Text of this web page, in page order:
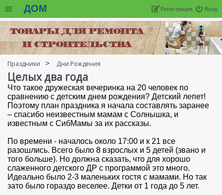
ДОМ Вход
Регистрация
Праздники Дни Рождения
Целых два года
Что такое дружеская вечеринка на 20 человек по
сравнению с детским днем рождения? Детский лепет!
Поэтому план праздника я начала составлять заранее
– спасибо неизвестным мамам с Солнышка, и
известным с СибМамы за их рассказы.
По времени - началось около 17:00 и к 21 все
разошлись. Всего было 8 взрослых и 5 детей (звано и
того больше). Но должна сказать, что для хорошо
слаженного детского ДР с программой это много.
Идеально было 2-3 маленьких гостя с мамами. Но так
зато было гораздо веселее. Детки от 1 года до 5 лет.